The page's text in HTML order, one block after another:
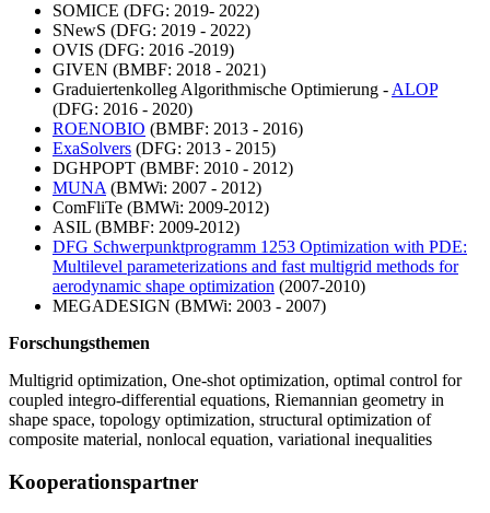
SOMICE (DFG: 2019- 2022)
SNewS (DFG: 2019 - 2022)
OVIS (DFG: 2016 -2019)
GIVEN (BMBF: 2018 - 2021)
Graduiertenkolleg Algorithmische Optimierung - ALOP
(DFG: 2016 - 2020)
ROENOBIO (BMBF: 2013 - 2016)
ExaSolvers (DFG: 2013 - 2015)
DGHPOPT (BMBF: 2010 - 2012)
MUNA (BMWi: 2007 - 2012)
ComFliTe (BMWi: 2009-2012)
ASIL (BMBF: 2009-2012)
DFG Schwerpunktprogramm 1253 Optimization with PDE:
Multilevel parameterizations and fast multigrid methods for
aerodynamic shape optimization (2007-2010)
MEGADESIGN (BMWi: 2003 - 2007)
Forschungsthemen
Multigrid optimization, One-shot optimization, optimal control for
coupled integro-differential equations, Riemannian geometry in
shape space, topology optimization, structural optimization of
composite material, nonlocal equation, variational inequalities
Kooperationspartner